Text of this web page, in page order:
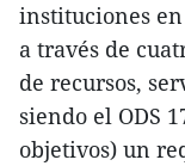
instituciones en
a través de
de recursos,
siendo el ODS
objetivos) un